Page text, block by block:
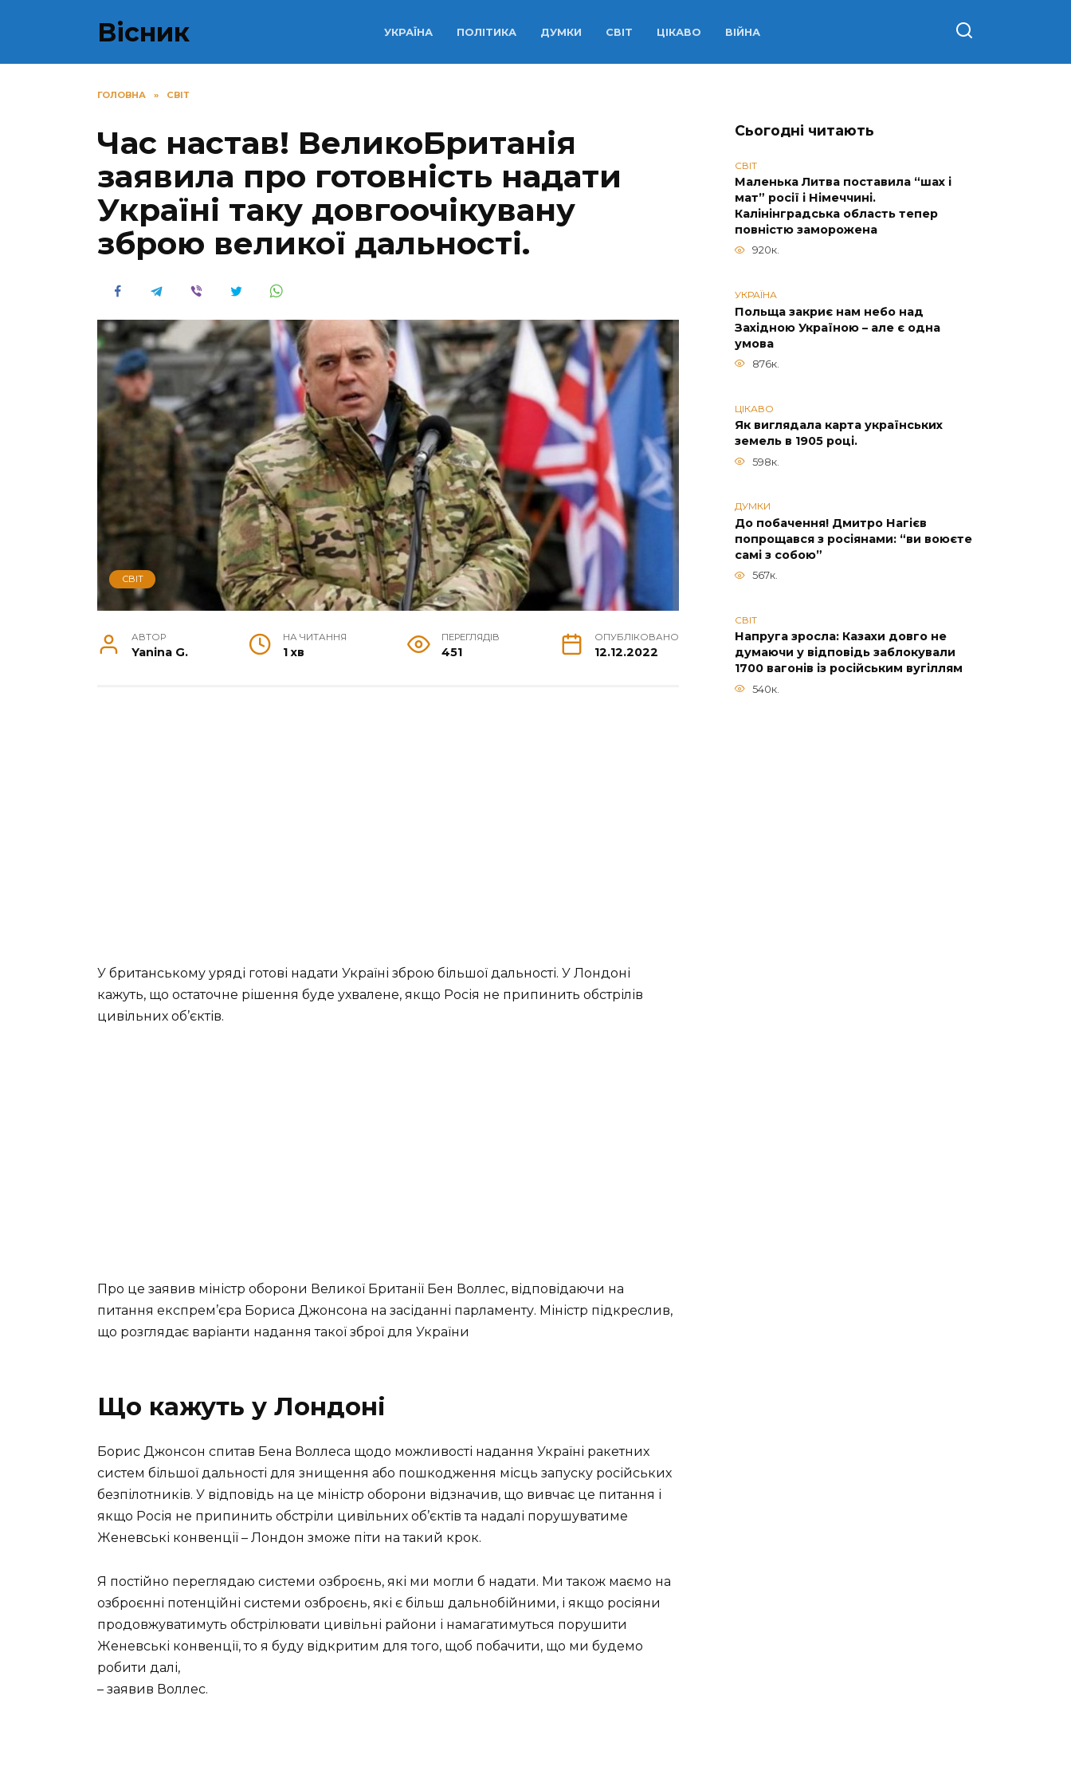
Вісник УКРАЇНА ПОЛІТИКА ДУМКИ СВІТ ЦІКАВО ВІЙНА
ГОЛОВНА » СВІТ
Час настав! ВеликоБританія
заявила про готовність надати
Україні таку довгоочікувану
зброю великої дальності.
СВІТ
АВТОР
Yanina G.
НА ЧИТАННЯ
1 хв
ПЕРЕГЛЯДІВ
451
ОПУБЛІКОВАНО
12.12.2022
У британському уряді готові надати Україні зброю більшої дальності. У Лондоні
кажуть, що остаточне рішення буде ухвалене, якщо Росія не припинить обстрілів
цивільних об’єктів.
Про це заявив міністр оборони Великої Британії Бен Воллес, відповідаючи на
питання експрем’єра Бориса Джонсона на засіданні парламенту. Міністр підкреслив,
що розглядає варіанти надання такої зброї для України
Що кажуть у Лондоні
Борис Джонсон спитав Бена Воллеса щодо можливості надання Україні ракетних
систем більшої дальності для знищення або пошкодження місць запуску російських
безпілотників. У відповідь на це міністр оборони відзначив, що вивчає це питання і
якщо Росія не припинить обстріли цивільних об’єктів та надалі порушуватиме
Женевські конвенції – Лондон зможе піти на такий крок.
Я постійно переглядаю системи озброєнь, які ми могли б надати. Ми також маємо на
озброєнні потенційні системи озброєнь, які є більш дальнобійними, і якщо росіяни
продовжуватимуть обстрілювати цивільні райони і намагатимуться порушити
Женевські конвенції, то я буду відкритим для того, щоб побачити, що ми будемо
робити далі,
– заявив Воллес.
Сьогодні читають
СВІТ
Маленька Литва поставила “шах і
мат” росії і Німеччині.
Калінінградська область тепер
повністю заморожена
920к.
УКРАЇНА
Польща закриє нам небо над
Західною Україною – але є одна
умова
876к.
ЦІКАВО
Як виглядала карта українських
земель в 1905 році.
598к.
ДУМКИ
До побачення! Дмитро Нагієв
попрощався з росіянами: “ви воюєте
самі з собою”
567к.
СВІТ
Напруга зросла: Казахи довго не
думаючи у відповідь заблокували
1700 вагонів із російським вугіллям
540к.